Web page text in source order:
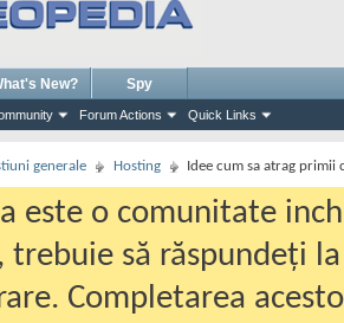
Forum Actions Quick Links
New? Spy
generale Hosting Idee cum sa atrag primii
este o comunitate
trebuie să răspundeți
Completarea